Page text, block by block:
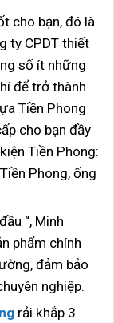
cho bạn, đó là
ty CPDT thiết
số ít những
để trở thành
Tiền Phong
cho bạn đầy
Tiền Phong:
Phong, ống
“, Minh
phẩm chính
đảm bảo
nghiệp.
rải khắp 3